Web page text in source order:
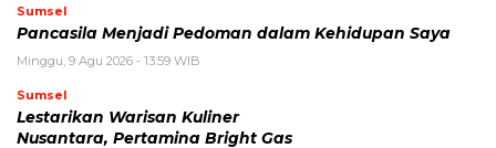
Sumsel
Pancasila Menjadi Pedoman dalam Kehidupan Saya
Minggu, 9 Agu 2026 - 13:59 WIB
Sumsel
Lestarikan Warisan Kuliner
Nusantara, Pertamina Bright Gas